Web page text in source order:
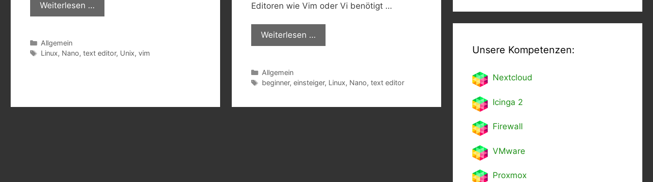
Weiterlesen …
Kategorien
Allgemein
Schlagwörter
Linux, Nano, text editor, Unix, vim
Editoren wie Vim oder Vi benötigt …
Weiterlesen …
Kategorien
Allgemein
Schlagwörter
beginner, einsteiger, Linux, Nano, text editor
Unsere Kompetenzen:
Nextcloud
Icinga 2
Firewall
VMware
Proxmox